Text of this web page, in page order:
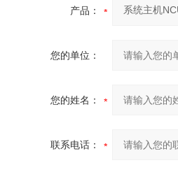
产品：
您的单位：
您的姓名：
联系电话：